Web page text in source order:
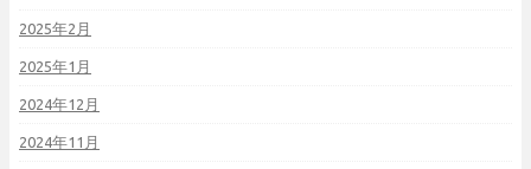
2025年2月
2025年1月
2024年12月
2024年11月